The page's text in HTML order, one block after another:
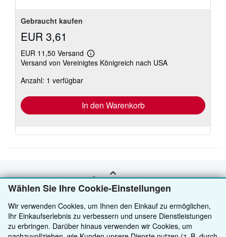
Wählen Sie Ihre Cookie-Einstellungen
Wir verwenden Cookies, um Ihnen den Einkauf zu ermöglichen,
Ihr Einkaufserlebnis zu verbessern und unsere Dienstleistungen
zu erbringen. Darüber hinaus verwenden wir Cookies, um
Gebraucht kaufen
EUR 3,61
EUR 11,50 Versand
Weitere
Informationen
Versand von Vereinigtes Königreich nach USA
Anzahl: 1 verfügbar
In den Warenkorb
ZURÜCK NACH OBEN
Kaufen
Detailsuche
Anbieten